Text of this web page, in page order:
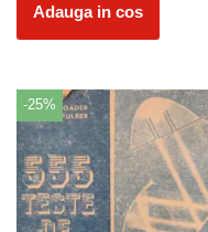
Adauga in cos
-25%